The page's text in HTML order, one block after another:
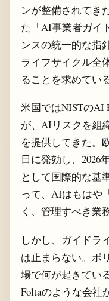
ンが整備されてき
た「AI事業者ガイ
ンスの統一的な指
ライフサイクル全
ることを求めている
米国ではNISTのAI
が、AIリスクを組
を提供してきた。
日に発効し、2026
として国際的な基
って、AIはもはや
く、管理すべき業
しかし、ガイドラ
は止まらない。ポ
場で何が起きてい
Foltaのような会社